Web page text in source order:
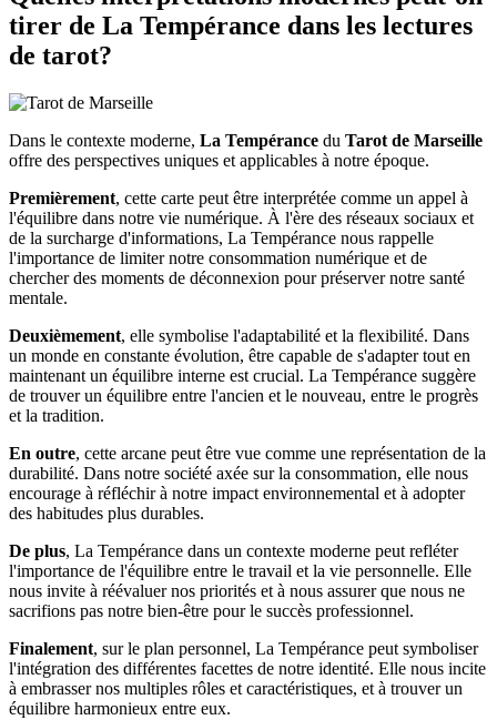
tirer de La Tempérance dans les lectures
de tarot?
Dans le contexte moderne, La Tempérance du Tarot de Marseille
offre des perspectives uniques et applicables à notre époque.
Premièrement, cette carte peut être interprétée comme un appel à
l'équilibre dans notre vie numérique. À l'ère des réseaux sociaux et
de la surcharge d'informations, La Tempérance nous rappelle
l'importance de limiter notre consommation numérique et de
chercher des moments de déconnexion pour préserver notre santé
mentale.
Deuxièmement, elle symbolise l'adaptabilité et la flexibilité. Dans
un monde en constante évolution, être capable de s'adapter tout en
maintenant un équilibre interne est crucial. La Tempérance suggère
de trouver un équilibre entre l'ancien et le nouveau, entre le progrès
et la tradition.
En outre, cette arcane peut être vue comme une représentation de la
durabilité. Dans notre société axée sur la consommation, elle nous
encourage à réfléchir à notre impact environnemental et à adopter
des habitudes plus durables.
De plus, La Tempérance dans un contexte moderne peut refléter
l'importance de l'équilibre entre le travail et la vie personnelle. Elle
nous invite à réévaluer nos priorités et à nous assurer que nous ne
sacrifions pas notre bien-être pour le succès professionnel.
Finalement, sur le plan personnel, La Tempérance peut symboliser
l'intégration des différentes facettes de notre identité. Elle nous incite
à embrasser nos multiples rôles et caractéristiques, et à trouver un
équilibre harmonieux entre eux.